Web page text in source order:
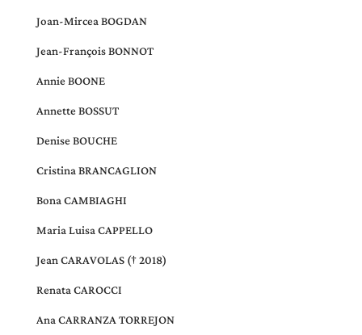
Joan-Mircea BOGDAN
Jean-François BONNOT
Annie BOONE
Annette BOSSUT
Denise BOUCHE
Cristina BRANCAGLION
Bona CAMBIAGHI
Maria Luisa CAPPELLO
Jean CARAVOLAS († 2018)
Renata CAROCCI
Ana CARRANZA TORREJON